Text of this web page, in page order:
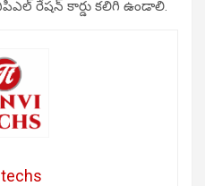
రేషన్ కార్డు కలిగి ఉండాలి.